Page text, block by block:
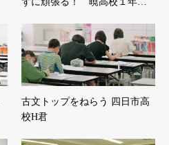
古文トップをねらう 四日市高
校H君